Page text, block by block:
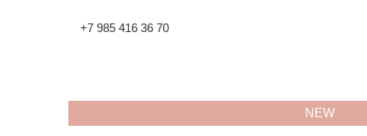
+7 985 416 36 70
NEW